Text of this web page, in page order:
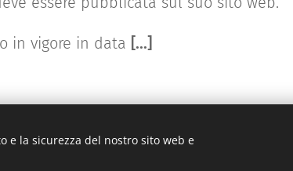
in vigore in data [...]
e la sicurezza del nostro sito web e